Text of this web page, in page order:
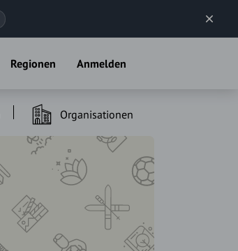
Regionen Anmelden
Organisationen